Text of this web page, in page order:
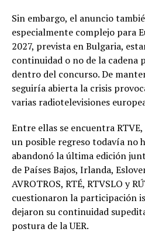
Sin embargo, el anuncio
especialmente complejo para
2027, prevista en Bulgaria,
continuidad o no de la cadena
dentro del concurso. De
seguiría abierta la crisis
varias radiotelevisiones
Entre ellas se encuentra
un posible regreso todavía no
abandonó la última edición
de Países Bajos, Irlanda,
AVROTROS, RTÉ, RTVSLO y
cuestionaron la participación
dejaron su continuidad
postura de la UER.